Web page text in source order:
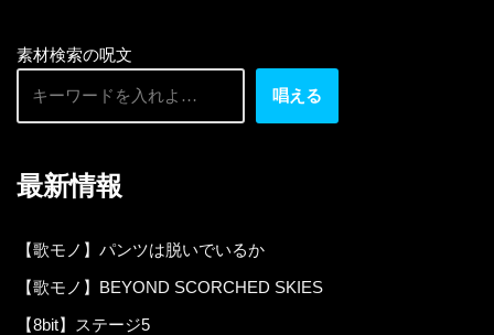
素材検索の呪文
唱える
最新情報
【歌モノ】パンツは脱いでいるか
【歌モノ】BEYOND SCORCHED SKIES
【8bit】ステージ5